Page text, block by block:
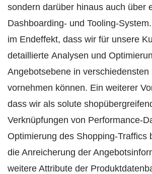
sondern darüber hinaus auch über
Dashboarding- und Tooling-
im Endeffekt, dass wir für unsere
detaillierte Analysen und
Angebotsebene in verschiedensten
vornehmen können. Ein weiterer
dass wir als solute
Verknüpfungen von Performance-
Optimierung des Shopping-Traffics
die Anreicherung der
weitere Attribute der